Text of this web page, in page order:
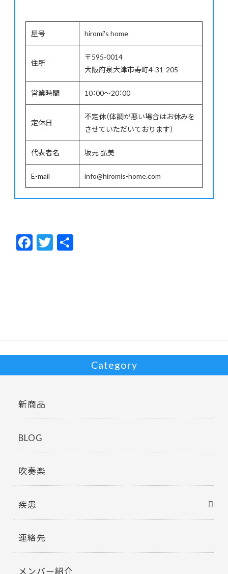
屋号 hiromi's home
住所
〒595-0014
大阪府泉大津市寿町4-31-205
営業時間 10：00～20：00
定休日
不定休（体調が悪い場合はお休みを
させていただいております）
代表者名 坂元 弘美
E-mail info@hiromis-home.com
F
ac
T
w
Category
新商品
BLOG
吹奏楽
疾患
連絡先
メンバー紹介